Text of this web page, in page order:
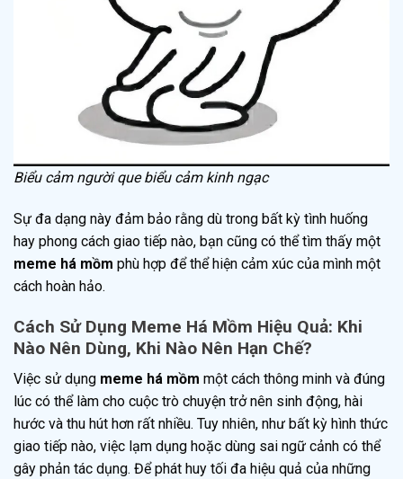
Biểu cảm người que biểu cảm kinh ngạc
Sự đa dạng này đảm bảo rằng dù trong bất kỳ tình huống
hay phong cách giao tiếp nào, bạn cũng có thể tìm thấy một
meme há mồm phù hợp để thể hiện cảm xúc của mình một
cách hoàn hảo.
Cách Sử Dụng Meme Há Mồm Hiệu Quả: Khi
Nào Nên Dùng, Khi Nào Nên Hạn Chế?
Việc sử dụng meme há mồm một cách thông minh và đúng
lúc có thể làm cho cuộc trò chuyện trở nên sinh động, hài
hước và thu hút hơn rất nhiều. Tuy nhiên, như bất kỳ hình thức
giao tiếp nào, việc lạm dụng hoặc dùng sai ngữ cảnh có thể
gây phản tác dụng. Để phát huy tối đa hiệu quả của những